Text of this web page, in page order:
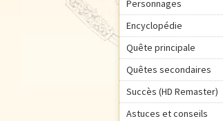
a
l
Personnages
Encyclopédie
Quête principale
Quêtes secondaires
Succès (HD Remaster)
Astuces et conseils